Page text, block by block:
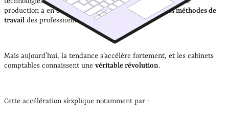
production a en effet progressivementtransformé les méthodes de
travail des professionnels de la comptabilité.
Mais aujourd’hui, la tendance s’accélère fortement, et les cabinets
comptables connaissent une véritable révolution.
Cette accélération s’explique notamment par :